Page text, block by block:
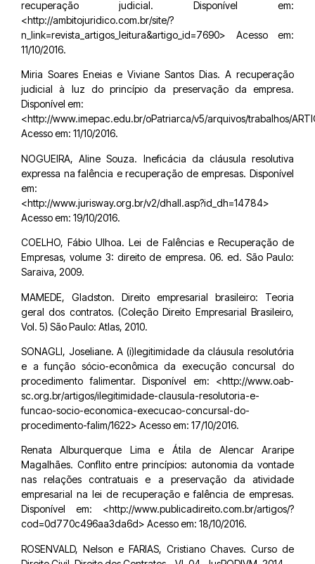
recuperação judicial. Disponível em:
<http://ambitojuridico.com.br/site/?
n_link=revista_artigos_leitura&artigo_id=7690> Acesso em:
11/10/2016.
Miria Soares Eneias e Viviane Santos Dias. A recuperação
judicial à luz do princípio da preservação da empresa.
Disponível em:
<http://www.imepac.edu.br/oPatriarca/v5/arquivos/trabalhos/
Acesso em: 11/10/2016.
NOGUEIRA, Aline Souza. Ineficácia da cláusula resolutiva
expressa na falência e recuperação de empresas. Disponível
em:
<http://www.jurisway.org.br/v2/dhall.asp?id_dh=14784>
Acesso em: 19/10/2016.
COELHO, Fábio Ulhoa. Lei de Falências e Recuperação de
Empresas, volume 3: direito de empresa. 06. ed. São Paulo:
Saraiva, 2009.
MAMEDE, Gladston. Direito empresarial brasileiro: Teoria
geral dos contratos. (Coleção Direito Empresarial Brasileiro,
Vol. 5) São Paulo: Atlas, 2010.
SONAGLI, Joseliane. A (i)legitimidade da cláusula resolutória
e a função sócio-econômica da execução concursal do
procedimento falimentar. Disponível em: <http://www.oab-
sc.org.br/artigos/ilegitimidade-clausula-resolutoria-e-
funcao-socio-economica-execucao-concursal-do-
procedimento-falim/1622> Acesso em: 17/10/2016.
Renata Alburquerque Lima e Átila de Alencar Araripe
Magalhães. Conflito entre princípios: autonomia da vontade
nas relações contratuais e a preservação da atividade
empresarial na lei de recuperação e falência de empresas.
Disponível em: <http://www.publicadireito.com.br/artigos/?
cod=0d770c496aa3da6d> Acesso em: 18/10/2016.
ROSENVALD, Nelson e FARIAS, Cristiano Chaves. Curso de